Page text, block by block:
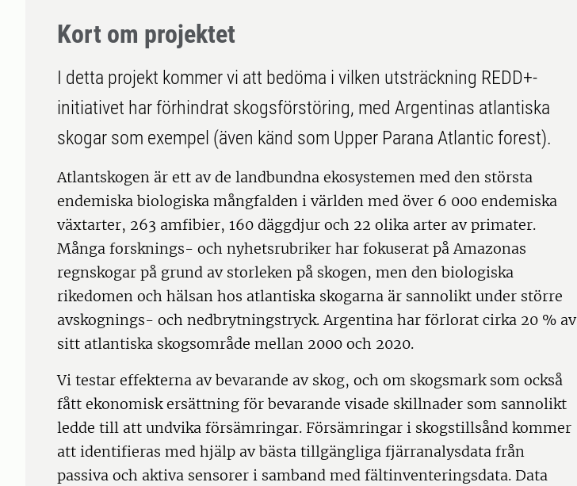
Kort om projektet
I detta projekt kommer vi att bedöma i vilken utsträckning REDD+-
initiativet har förhindrat skogsförstöring, med Argentinas atlantiska
skogar som exempel (även känd som Upper Parana Atlantic forest).
Atlantskogen är ett av de landbundna ekosystemen med den största
endemiska biologiska mångfalden i världen med över 6 000 endemiska
växtarter, 263 amfibier, 160 däggdjur och 22 olika arter av primater.
Många forsknings- och nyhetsrubriker har fokuserat på Amazonas
regnskogar på grund av storleken på skogen, men den biologiska
rikedomen och hälsan hos atlantiska skogarna är sannolikt under större
avskognings- och nedbrytningstryck. Argentina har förlorat cirka 20 % av
sitt atlantiska skogsområde mellan 2000 och 2020.
Vi testar effekterna av bevarande av skog, och om skogsmark som också
fått ekonomisk ersättning för bevarande visade skillnader som sannolikt
ledde till att undvika försämringar. Försämringar i skogstillsånd kommer
att identifieras med hjälp av bästa tillgängliga fjärranalysdata från
passiva och aktiva sensorer i samband med fältinventeringsdata. Data